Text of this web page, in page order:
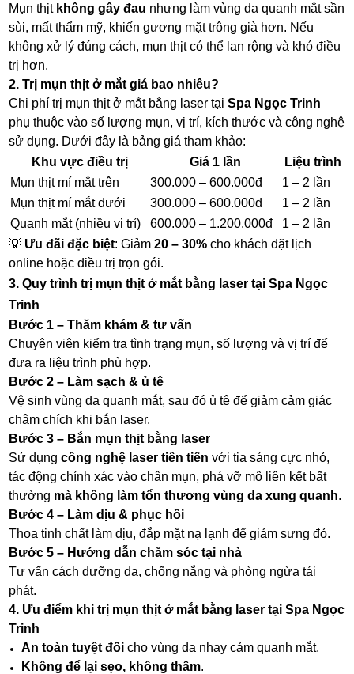
Mụn thịt không gây đau nhưng làm vùng da quanh mắt sần
sùi, mất thẩm mỹ, khiến gương mặt trông già hơn. Nếu
không xử lý đúng cách, mụn thịt có thể lan rộng và khó điều
trị hơn.
2. Trị mụn thịt ở mắt giá bao nhiêu?
Chi phí trị mụn thịt ở mắt bằng laser tạiSpa Ngọc Trinh
phụ thuộc vào số lượng mụn, vị trí, kích thước và công nghệ
sử dụng. Dưới đây là bảng giá tham khảo:
Khu vực điều trị
Giá 1 lần
Liệu trình
Mụn thịt mí mắt trên
300.000 – 600.000đ
1 – 2 lần
Mụn thịt mí mắt dưới
300.000 – 600.000đ
1 – 2 lần
Quanh mắt (nhiều vị trí)
600.000 – 1.200.000đ
1 – 2 lần
💡 Ưu đãi đặc biệt: Giảm20 – 30% cho khách đặt lịch
online hoặc điều trị trọn gói.
3. Quy trình trị mụn thịt ở mắt bằng laser tại Spa Ngọc
Trinh
Bước 1 – Thăm khám & tư vấn
Chuyên viên kiểm tra tình trạng mụn, số lượng và vị trí để
đưa ra liệu trình phù hợp.
Bước 2 – Làm sạch & ủ tê
Vệ sinh vùng da quanh mắt, sau đó ủ tê để giảm cảm giác
châm chích khi bắn laser.
Bước 3 – Bắn mụn thịt bằng laser
Sử dụngcông nghệ laser tiên tiến với tia sáng cực nhỏ,
tác động chính xác vào chân mụn, phá vỡ mô liên kết bất
thường mà không làm tổn thương vùng da xung quanh.
Bước 4 – Làm dịu & phục hồi
Thoa tinh chất làm dịu, đắp mặt nạ lạnh để giảm sưng đỏ.
Bước 5 – Hướng dẫn chăm sóc tại nhà
Tư vấn cách dưỡng da, chống nắng và phòng ngừa tái
phát.
4. Ưu điểm khi trị mụn thịt ở mắt bằng laser tại Spa Ngọc
Trinh
An toàn tuyệt đối cho vùng da nhạy cảm quanh mắt.
Không để lại sẹo, không thâm.